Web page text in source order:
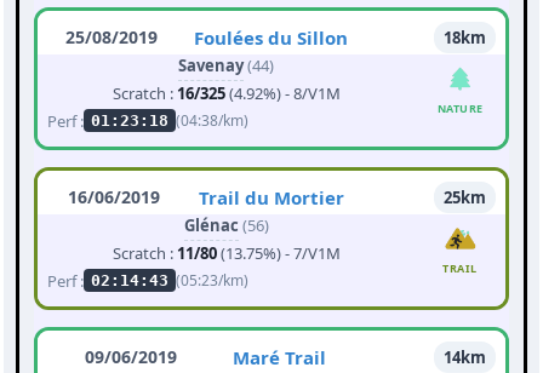
25/08/2019 Foulées du Sillon
18km
Savenay(44)
Scratch : 16/325(4.92%) - 8/V1M
Perf : 01:23:18 (04:38/km)
NATURE
16/06/2019 Trail du Mortier
25km
Glénac (56)
Scratch : 11/80(13.75%) - 7/V1M
Perf : 02:14:43 (05:23/km)
TRAIL
09/06/2019 Maré Trail
14km